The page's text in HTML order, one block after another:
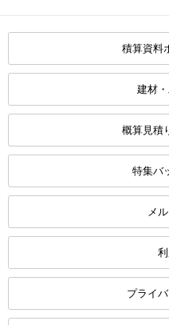
積算資料
建材
概算見積
特集バ
メ
プライ